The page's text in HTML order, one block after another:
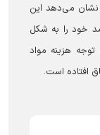
نشان می‌دهد این
خود را به شکل
هزینه مواد
افتاده است.